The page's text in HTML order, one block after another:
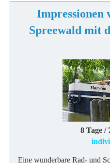
Impressionen
Spreewald mit
8 Tage /
Eine wunderbare Rad- und